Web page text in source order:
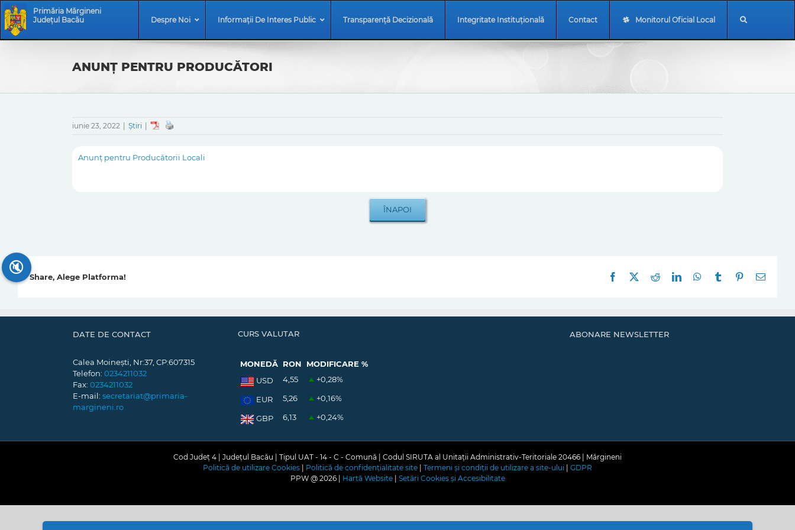
Skip
to
content
Skip
Navigation
Primăria Mărgineni
Județul Bacău
Despre Noi Informații De Interes Public Transparență Decizională Integritate Instituțională Contact Monitorul Oficial Local
ANUNŢ PENTRU PRODUCĂTORI
iunie 23, 2022 Știri
Anunţ pentru Producătorii Locali
Share, Alege Platforma! Facebook RedditLinkedInWhatsApp
Tumblr Pinterest
E-
DATE DE CONTACT
Calea Moinești, Nr:37, CP:607315
Telefon: 0234211032
Fax: 0234211032
E-mail: secretariat@primaria-
margineni.ro
CURS VALUTAR
MONEDĂ RON
MODIFICARE %
USD
4,55 +0,28%
EUR 5,26 +0,16%
GBP 6,13 +0,24%
ABONARE NEWSLETTER
Cod Județ 4 | Județul Bacău | Tipul UAT - 14 - C - Comună | Codul SIRUTA al Unitații Administrativ-Teritoriale 20466 | Mărgineni
Politică de utilizare Cookies
Politică de confidențialitate site Termeni și condiții de utilizare a site-ului
GDPR
PPW @ 2026 | Hartă Website| Setări Cookies și Accesibilitate
🔇